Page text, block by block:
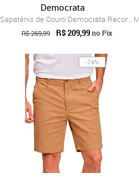
Democrata
Sapatênis de Couro Democrata Recortes Caramelo
R$ 269,99 R$ 209,99no Pix
-74%